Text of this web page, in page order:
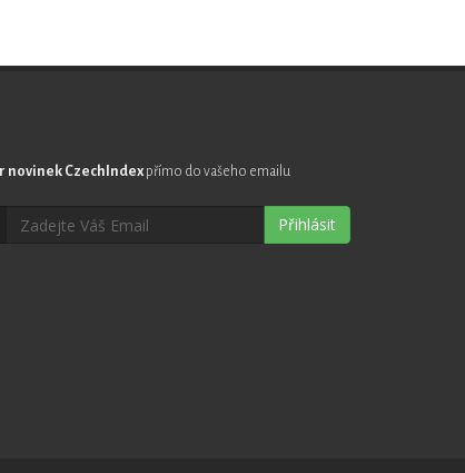
novinek CzechIndex přímo do vašeho emailu
Přihlásit